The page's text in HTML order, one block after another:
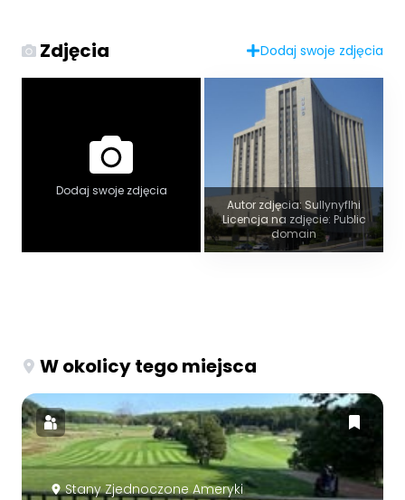
Zdjęcia Dodaj swoje zdjęcia
Dodaj swoje zdjęcia
Autor zdjęcia: Sullynyflhi
Licencja na zdjęcie: Public
domain
W okolicy tego miejsca
Stany Zjednoczone Ameryki